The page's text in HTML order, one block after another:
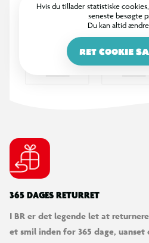
Hvis du tillader statistiske
seneste besøgte
Du kan altid
RET COOKIE
365 DAGES RETURRET
I BR er det legende let at
et smil inden for 365 dage,